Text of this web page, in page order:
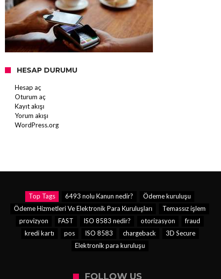
HESAP DURUMU
Hesap aç
Oturum aç
Kayıt akışı
Yorum akışı
WordPress.org
Top Tags 6493 nolu Kanun nedir?
Ödeme kuruluşu
Ödeme Hizmetleri Ve Elektronik Para Kuruluşları
Temassız işlem
provizyon
FAST ISO 8583 nedir? otorizasyon
fraud
kredi kartı
pos ISO 8583 chargeback
3D Secure
Elektronik para kuruluşu
FOLLOW US